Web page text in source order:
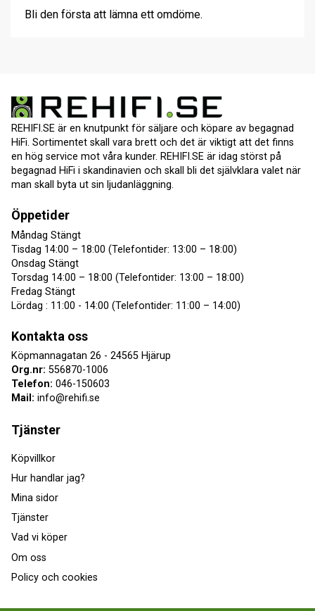
Bli den första att lämna ett omdöme.
REHIFI.SE är en knutpunkt för säljare och köpare av begagnad
HiFi. Sortimentet skall vara brett och det är viktigt att det finns
en hög service mot våra kunder. REHIFI.SE är idag störst på
begagnad HiFi i skandinavien och skall bli det självklara valet när
man skall byta ut sin ljudanläggning.
Öppetider
Måndag Stängt
Tisdag 14:00 – 18:00 (Telefontider: 13:00 – 18:00)
Onsdag Stängt
Torsdag 14:00 – 18:00 (Telefontider: 13:00 – 18:00)
Fredag Stängt
Lördag : 11:00 - 14:00 (Telefontider: 11:00 – 14:00)
Kontakta oss
Köpmannagatan 26 - 24565 Hjärup
Org.nr: 556870-1006
Telefon: 046-150603
Mail: info@rehifi.se
Tjänster
Köpvillkor
Hur handlar jag?
Mina sidor
Tjänster
Vad vi köper
Om oss
Policy och cookies